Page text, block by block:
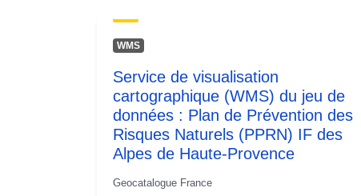
WMS
Service de visualisation
cartographique (WMS) du jeu de
données : Plan de Prévention des
Risques Naturels (PPRN) IF des
Alpes de Haute-Provence
Geocatalogue France